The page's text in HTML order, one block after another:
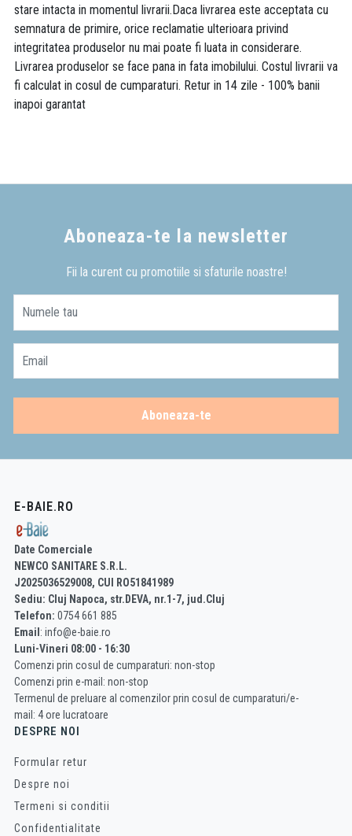
stare intacta in momentul livrarii.Daca livrarea este acceptata cu
semnatura de primire, orice reclamatie ulterioara privind
integritatea produselor nu mai poate fi luata in considerare.
Livrarea produselor se face pana in fata imobilului. Costul livrarii va
fi calculat in cosul de cumparaturi. Retur in 14 zile - 100% banii
inapoi garantat
Aboneaza-te la newsletter
Fii la curent cu promotiile si sfaturile noastre!
Numele tau
Email
Aboneaza-te
E-BAIE.RO
Date Comerciale
NEWCO SANITARE S.R.L.
J2025036529008, CUI RO51841989
Sediu: Cluj Napoca, str.DEVA, nr.1-7, jud.Cluj
Telefon: 0754 661 885
Email : info@e-baie.ro
Luni-Vineri 08:00 - 16:30
Comenzi prin cosul de cumparaturi: non-stop
Comenzi prin e-mail: non-stop
Termenul de preluare al comenzilor prin cosul de cumparaturi/e-
mail: 4 ore lucratoare
DESPRE NOI
Formular retur
Despre noi
Termeni si conditii
Confidentialitate